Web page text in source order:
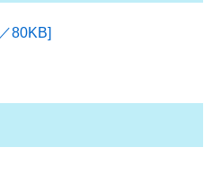
80KB]